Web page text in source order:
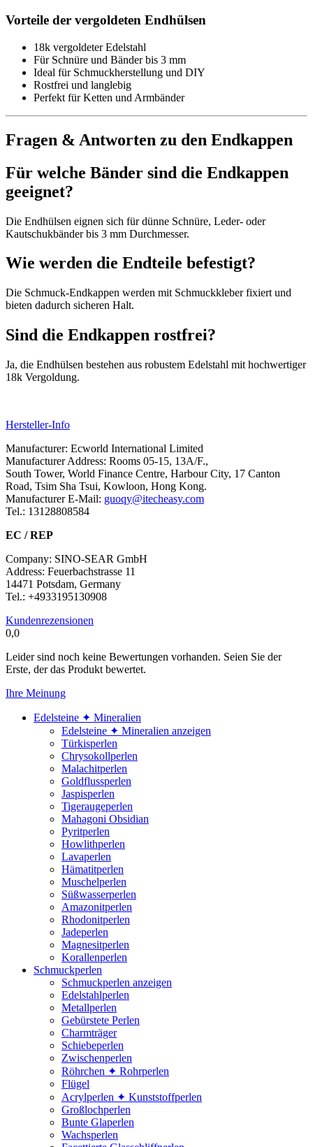
Vorteile der vergoldeten Endhülsen
18k vergoldeter Edelstahl
Für Schnüre und Bänder bis 3 mm
Ideal für Schmuckherstellung und DIY
Rostfrei und langlebig
Perfekt für Ketten und Armbänder
Fragen & Antworten zu den Endkappen
Für welche Bänder sind die Endkappen
geeignet?
Die Endhülsen eignen sich für dünne Schnüre, Leder- oder
Kautschukbänder bis 3 mm Durchmesser.
Wie werden die Endteile befestigt?
Die Schmuck-Endkappen werden mit Schmuckkleber fixiert und
bieten dadurch sicheren Halt.
Sind die Endkappen rostfrei?
Ja, die Endhülsen bestehen aus robustem Edelstahl mit hochwertiger
18k Vergoldung.
Hersteller-Info
Manufacturer: Ecworld International Limited
Manufacturer Address: Rooms 05-15, 13A/F.,
South Tower, World Finance Centre, Harbour City, 17 Canton
Road, Tsim Sha Tsui, Kowloon, Hong Kong.
Manufacturer E-Mail: guoqy@itecheasy.com
Tel.: 13128808584
EC / REP
Company: SINO-SEAR GmbH
Address: Feuerbachstrasse 11
14471 Potsdam, Germany
Tel.: +4933195130908
Kundenrezensionen
0,0
Leider sind noch keine Bewertungen vorhanden. Seien Sie der
Erste, der das Produkt bewertet.
Ihre Meinung
Edelsteine ✦ Mineralien
Edelsteine ✦ Mineralien anzeigen
Türkisperlen
Chrysokollperlen
Malachitperlen
Goldflussperlen
Jaspisperlen
Tigeraugeperlen
Mahagoni Obsidian
Pyritperlen
Howlithperlen
Lavaperlen
Hämatitperlen
Muschelperlen
Süßwasserperlen
Amazonitperlen
Rhodonitperlen
Jadeperlen
Magnesitperlen
Korallenperlen
Schmuckperlen
Schmuckperlen anzeigen
Edelstahlperlen
Metallperlen
Gebürstete Perlen
Charmträger
Schiebeperlen
Zwischenperlen
Röhrchen ✦ Rohrperlen
Flügel
Acrylperlen ✦ Kunststoffperlen
Großlochperlen
Bunte Glaperlen
Wachsperlen